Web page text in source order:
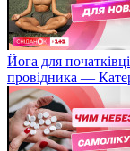
Йога для
провідника —